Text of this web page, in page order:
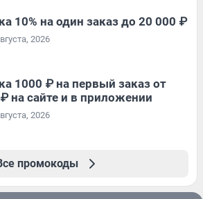
10% на один заказ до 20 000 ₽
2026
1000 ₽ на первый заказ от
на сайте и в приложении
2026
промокоды